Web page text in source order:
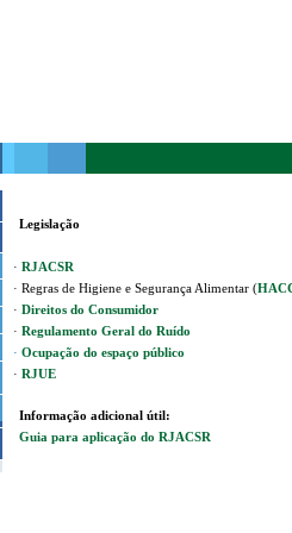
Legislação
· RJACSR
· Regras de Higiene e Segurança Alimentar (
· Direitos do Consumidor
· Regulamento Geral do Ruído
· Ocupação do espaço público
· RJUE
Informação adicional útil:
Guia para aplicação do RJACSR